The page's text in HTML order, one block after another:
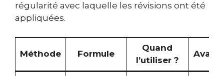
régularité avec laquelle les révisions ont été
appliquées.
Méthode Formule
Quand
l’utiliser ?